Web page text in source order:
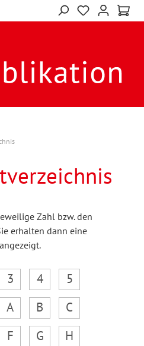
Zahl bzw. den
erhalten dann eine
3 4
5
A B
C
F G
H